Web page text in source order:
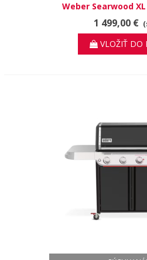
Weber Searwood
peletový
1 499,00 €
VLOŽIŤ DO